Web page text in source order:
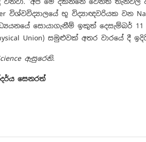
විශ්වවිද්‍යාල‌යේ භූ විද්‍යාඥවරියක වන
සොයාගැනීම් ඉකුත් දෙසැම්බර්
Union) සමුළුවක් අතර වාරයේ
ඇසුරෙනි.
සෙනරත්